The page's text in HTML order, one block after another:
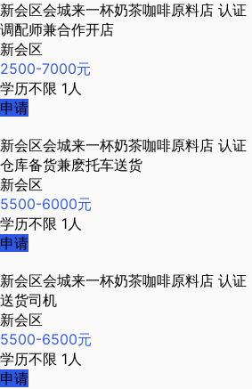
新会区会城来一杯奶茶咖啡原料店 认证
调配师兼合作开店
新会区
2500-7000元
学历不限 1人
申请
新会区会城来一杯奶茶咖啡原料店 认证
仓库备货兼麽托车送货
新会区
5500-6000元
学历不限 1人
申请
新会区会城来一杯奶茶咖啡原料店 认证
送货司机
新会区
5500-6500元
学历不限 1人
申请